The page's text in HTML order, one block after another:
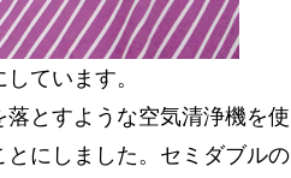
ています。
とすような空気清浄機を使
にしました。セミダブルの